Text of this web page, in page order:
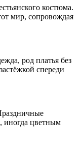
костюма.
мир, сопровождая
род платья без
спереди
иногда цветным